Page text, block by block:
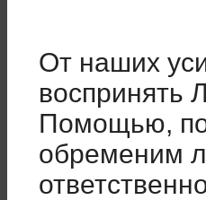
От наших
воспринять
Помощью,
обременим